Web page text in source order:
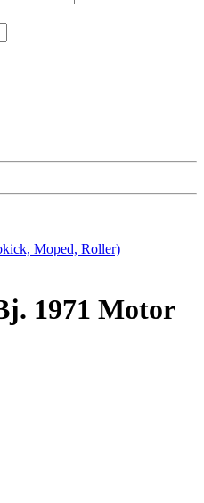
Moped, Roller)
1971 Motor